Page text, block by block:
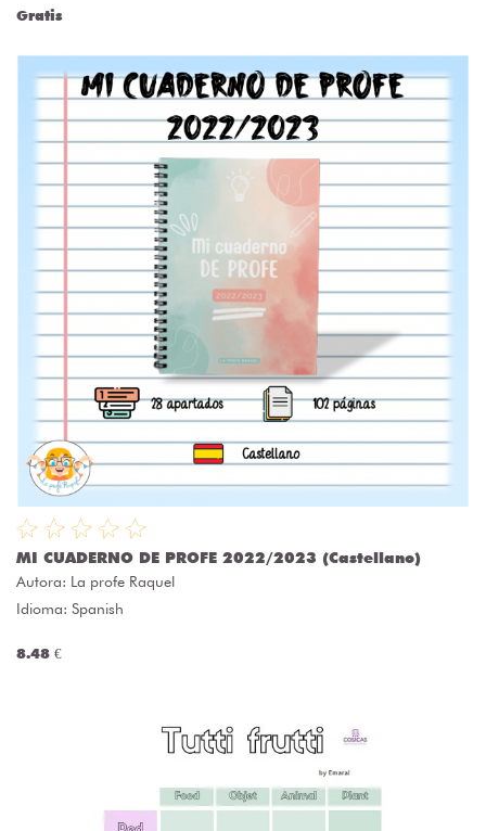
Gratis
MI CUADERNO DE PROFE 2022/2023 (Castellano)
Autora: La profe Raquel
Idioma: Spanish
8.48 €